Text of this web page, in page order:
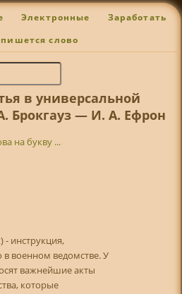
Электронные Заработать
пишется слово
в универсальной
Брокгауз — И. А. Ефрон
на букву ...
- инструкция,
военном ведомстве. У
важнейшие акты
которые